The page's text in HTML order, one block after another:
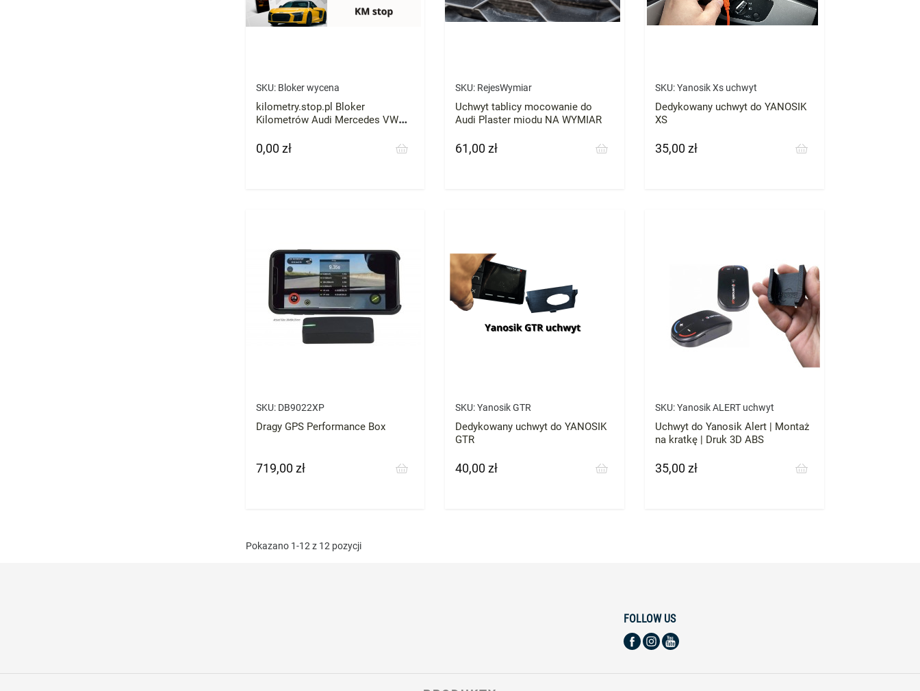
SKU: Bloker wycena
kilometry.stop.pl Bloker
Kilometrów Audi Mercedes VW
licznik przebieg
Cena
0,00 zł
SKU: RejesWymiar
Uchwyt tablicy mocowanie do
Audi Plaster miodu NA WYMIAR
Cena
61,00 zł
SKU: Yanosik Xs uchwyt
Dedykowany uchwyt do YANOSIK
XS
Cena
35,00 zł
SKU: DB9022XP
Dragy GPS Performance Box
Cena
719,00 zł
SKU: Yanosik GTR
Dedykowany uchwyt do YANOSIK
GTR
Cena
40,00 zł
SKU: Yanosik ALERT uchwyt
Uchwyt do Yanosik Alert | Montaż
na kratkę | Druk 3D ABS
Cena
35,00 zł
Pokazano 1-12 z 12 pozycji
FOLLOW US